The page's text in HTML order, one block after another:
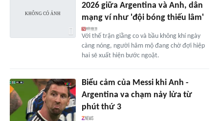
2026 giữa Argentina và Anh, dân
mạng ví như 'đội bóng thiếu lâm'
Với thế trận giằng co và bầu không khí ngày
càng nóng, người hâm mộ đang chờ đợi hiệp
hai sẽ xuất hiện bước ngoặt.
Biểu cảm của Messi khi Anh -
Argentina va chạm nảy lửa từ
phút thứ 3